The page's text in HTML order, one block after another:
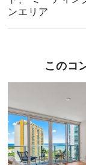
ンエリア
このコ